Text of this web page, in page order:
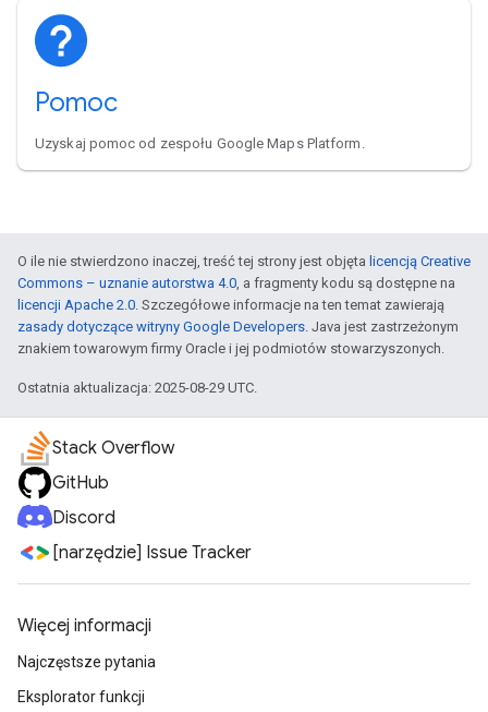
Pomoc
Uzyskaj pomoc od zespołu Google Maps Platform.
O ile nie stwierdzono inaczej, treść tej strony jest objęta licencją Creative
Commons – uznanie autorstwa 4.0 , a fragmenty kodu są dostępne na
licencji Apache 2.0 . Szczegółowe informacje na ten temat zawierają
zasady dotyczące witryny Google Developers . Java jest zastrzeżonym
znakiem towarowym firmy Oracle i jej podmiotów stowarzyszonych.
Ostatnia aktualizacja: 2025-08-29 UTC.
Stack Overflow
GitHub
Discord
[narzędzie] Issue Tracker
Więcej informacji
Najczęstsze pytania
Eksplorator funkcji